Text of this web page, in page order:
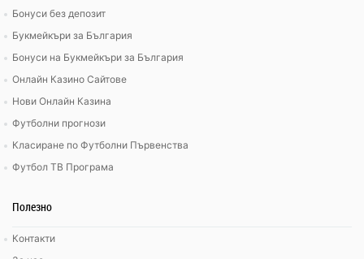
Бонуси без депозит
Букмейкъри за България
Бонуси на Букмейкъри за България
Онлайн Казино Сайтове
Нови Онлайн Казина
Футболни прогнози
Класиране по Футболни Първенства
Футбол ТВ Програма
Полезно
Контакти